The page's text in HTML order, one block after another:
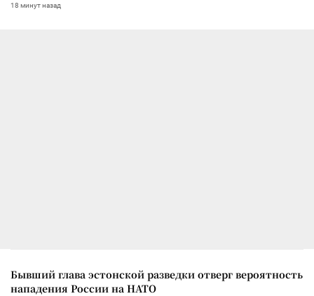
18 минут назад
Бывший глава эстонской разведки отверг вероятность
нападения России на НАТО